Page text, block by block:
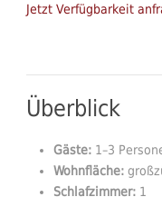
Jetzt Verfügbarkeit
Überblick
Gäste: 1–3
Wohnfläche:
Schlafzimmer: 1